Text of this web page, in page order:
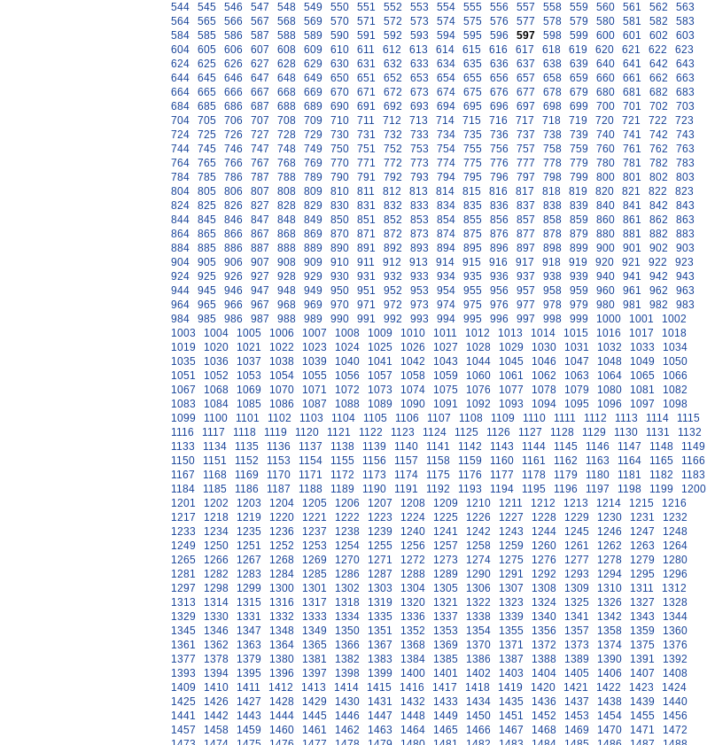
544
545 546 547 548 549 550 551 552 553 554 555 556 557 558 559 560 561 562
563
564
565 566 567 568 569 570 571 572 573 574 575 576 577 578 579 580 581 582
583
584
585 586 587 588 589 590 591 592 593 594 595 596 597 598 599 600 601 602
603
604
605 606 607 608 609 610 611 612 613 614 615 616 617 618 619 620 621 622
623
624
625 626 627 628 629 630 631 632 633 634 635 636 637 638 639 640 641 642
643
644
645 646 647 648 649 650 651 652 653 654 655 656 657 658 659 660 661 662
663
664
665 666 667 668 669 670 671 672 673 674 675 676 677 678 679 680 681 682
683
684
685 686 687 688 689 690 691 692 693 694 695 696 697 698 699 700 701 702
703
704
705 706 707 708 709 710 711 712 713 714 715 716 717 718 719 720 721 722
723
724
725 726 727 728 729 730 731 732 733 734 735 736 737 738 739 740 741 742
743
744
745 746 747 748 749 750 751 752 753 754 755 756 757 758 759 760 761 762
763
764
765 766 767 768 769 770 771 772 773 774 775 776 777 778 779 780 781 782
783
784
785 786 787 788 789 790 791 792 793 794 795 796 797 798 799 800 801 802
803
804
805 806 807 808 809 810 811 812 813 814 815 816 817 818 819 820 821 822
823
824
825 826 827 828 829 830 831 832 833 834 835 836 837 838 839 840 841 842
843
844
845 846 847 848 849 850 851 852 853 854 855 856 857 858 859 860 861 862
863
864
865 866 867 868 869 870 871 872 873 874 875 876 877 878 879 880 881 882
883
884
885 886 887 888 889 890 891 892 893 894 895 896 897 898 899 900 901 902
903
904
905 906 907 908 909 910 911 912 913 914 915 916 917 918 919 920 921 922
923
924
925 926 927 928 929 930 931 932 933 934 935 936 937 938 939 940 941 942
943
944
945 946 947 948 949 950 951 952 953 954 955 956 957 958 959 960 961 962
963
964
965 966 967 968 969 970 971 972 973 974 975 976 977 978 979 980 981 982
983
984
985 986 987 988 989 990 991 992 993 994 995 996 997 998 999 1000 1001
1002
1003
1004 1005 1006 1007 1008 1009 1010 1011 1012 1013 1014 1015 1016 1017
1018
1019
1020 1021 1022 1023 1024 1025 1026 1027 1028 1029 1030 1031 1032 1033
1034
1035
1036 1037 1038 1039 1040 1041 1042 1043 1044 1045 1046 1047 1048 1049
1050
1051
1052 1053 1054 1055 1056 1057 1058 1059 1060 1061 1062 1063 1064 1065
1066
1067
1068 1069 1070 1071 1072 1073 1074 1075 1076 1077 1078 1079 1080 1081
1082
1083
1084 1085 1086 1087 1088 1089 1090 1091 1092 1093 1094 1095 1096 1097
1098
1099
1100 1101 1102 1103 1104 1105 1106 1107 1108 1109 1110 1111 1112 1113 1114
1115
1116
1117 1118 1119 1120 1121 1122 1123 1124 1125 1126 1127 1128 1129 1130 1131
1132
1133
1134 1135 1136 1137 1138 1139 1140 1141 1142 1143 1144 1145 1146 1147 1148
1149
1150
1151 1152 1153 1154 1155 1156 1157 1158 1159 1160 1161 1162 1163 1164 1165
1166
1167
1168 1169 1170 1171 1172 1173 1174 1175 1176 1177 1178 1179 1180 1181 1182
1183
1184
1185 1186 1187 1188 1189 1190 1191 1192 1193 1194 1195 1196 1197 1198 1199
1200
1201
1202 1203 1204 1205 1206 1207 1208 1209 1210 1211 1212 1213 1214 1215
1216
1217
1218 1219 1220 1221 1222 1223 1224 1225 1226 1227 1228 1229 1230 1231
1232
1233
1234 1235 1236 1237 1238 1239 1240 1241 1242 1243 1244 1245 1246 1247
1248
1249
1250 1251 1252 1253 1254 1255 1256 1257 1258 1259 1260 1261 1262 1263
1264
1265
1266 1267 1268 1269 1270 1271 1272 1273 1274 1275 1276 1277 1278 1279
1280
1281
1282 1283 1284 1285 1286 1287 1288 1289 1290 1291 1292 1293 1294 1295
1296
1297
1298 1299 1300 1301 1302 1303 1304 1305 1306 1307 1308 1309 1310 1311
1312
1313
1314 1315 1316 1317 1318 1319 1320 1321 1322 1323 1324 1325 1326 1327
1328
1329
1330 1331 1332 1333 1334 1335 1336 1337 1338 1339 1340 1341 1342 1343
1344
1345
1346 1347 1348 1349 1350 1351 1352 1353 1354 1355 1356 1357 1358 1359
1360
1361
1362 1363 1364 1365 1366 1367 1368 1369 1370 1371 1372 1373 1374 1375
1376
1377
1378 1379 1380 1381 1382 1383 1384 1385 1386 1387 1388 1389 1390 1391
1392
1393
1394 1395 1396 1397 1398 1399 1400 1401 1402 1403 1404 1405 1406 1407
1408
1409
1410 1411 1412 1413 1414 1415 1416 1417 1418 1419 1420 1421 1422 1423
1424
1425
1426 1427 1428 1429 1430 1431 1432 1433 1434 1435 1436 1437 1438 1439
1440
1441
1442 1443 1444 1445 1446 1447 1448 1449 1450 1451 1452 1453 1454 1455
1456
1457
1458 1459 1460 1461 1462 1463 1464 1465 1466 1467 1468 1469 1470 1471
1472